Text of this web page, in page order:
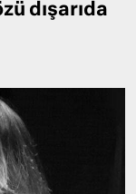
dışarıda